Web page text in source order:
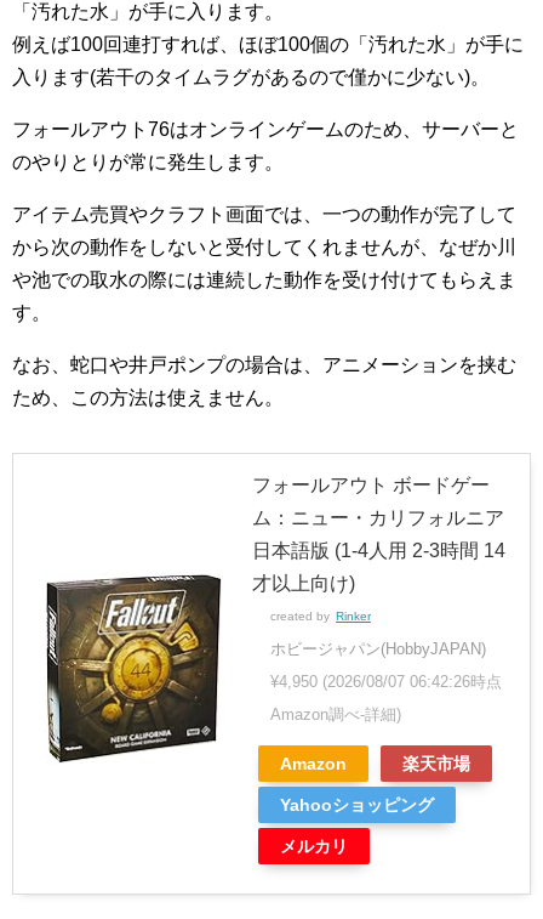
「汚れた水」が手に入ります。
例えば100回連打すれば、ほぼ100個の「汚れた水」が手に
入ります(若干のタイムラグがあるので僅かに少ない)。
フォールアウト76はオンラインゲームのため、サーバーと
のやりとりが常に発生します。
アイテム売買やクラフト画面では、一つの動作が完了して
から次の動作をしないと受付してくれませんが、なぜか川
や池での取水の際には連続した動作を受け付けてもらえま
す。
なお、蛇口や井戸ポンプの場合は、アニメーションを挟む
ため、この方法は使えません。
フォールアウト ボードゲー
ム：ニュー・カリフォルニア
日本語版 (1-4人用 2-3時間 14
才以上向け)
created by Rinker
ホビージャパン(HobbyJAPAN)
¥4,950 (2026/08/07 06:42:26時点
Amazon調べ-詳細)
Amazon 楽天市場
Yahooショッピング
メルカリ